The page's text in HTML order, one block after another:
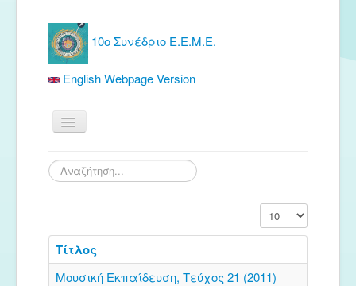
10ο Συνέδριο Ε.Ε.Μ.Ε.
English Webpage Version
Αρχική
Εκδόσεις
Ενημέρωση
Αναζήτηση...
Εμφάνιση #
Τίτλος
Μουσική Εκπαίδευση, Τεύχος 21 (2011)